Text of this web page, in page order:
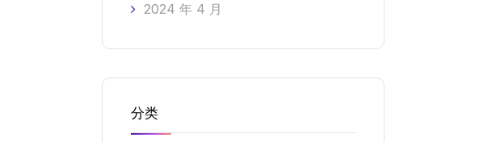
2024 年 4 月
分类